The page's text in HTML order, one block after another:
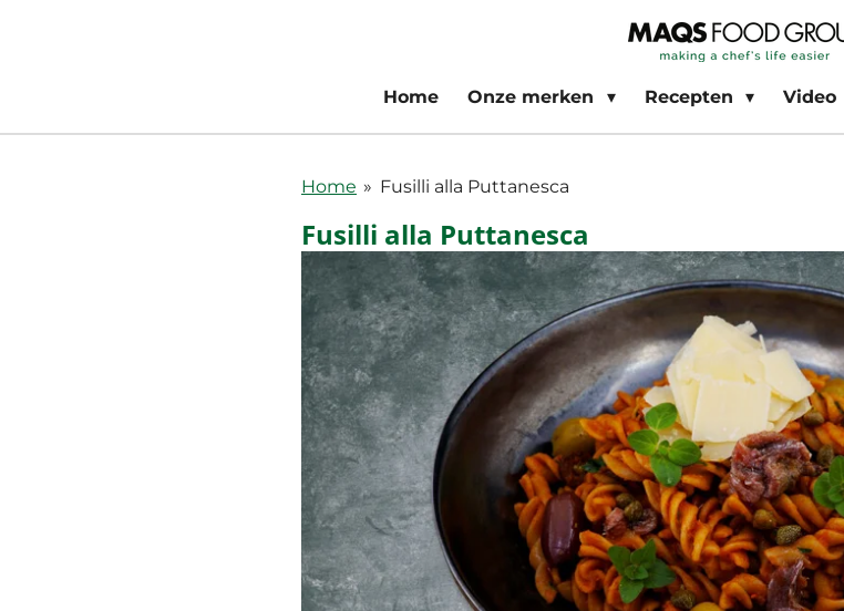
hoofdinhoud
Home Onze merken Recepten Video
Home » Fusilli alla Puttanesca
Fusilli alla Puttanesca